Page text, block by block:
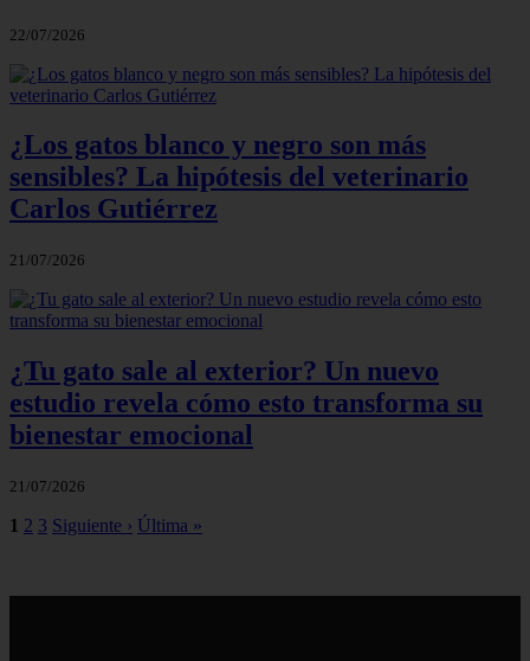
22/07/2026
¿Los gatos blanco y negro son más
sensibles? La hipótesis del veterinario
Carlos Gutiérrez
21/07/2026
¿Tu gato sale al exterior? Un nuevo
estudio revela cómo esto transforma su
bienestar emocional
21/07/2026
1 2 3 Siguiente › Última »